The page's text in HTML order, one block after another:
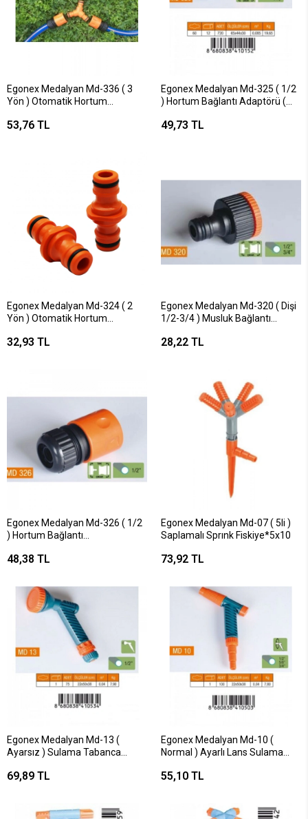
Egonex Medalyan Md-336 ( 3
Yön ) Otomatik Hortum
53,76 TL
Egonex Medalyan Md-325 ( 1/2
) Hortum Bağlantı Adaptörü (
49,73 TL
Egonex Medalyan Md-324 ( 2
Yön ) Otomatik Hortum
32,93 TL
Egonex Medalyan Md-320 ( Dişi
1/2-3/4 ) Musluk Bağlantı
28,22 TL
Egonex Medalyan Md-326 ( 1/2
) Hortum Bağlantı
48,38 TL
Egonex Medalyan Md-07 ( 5li )
Saplamalı Sprınk Fiskiye*5x10
73,92 TL
Egonex Medalyan Md-13 (
Ayarsız ) Sulama Tabanca
69,89 TL
Egonex Medalyan Md-10 (
Normal ) Ayarlı Lans Sulama
)*10x10
55,10 TL